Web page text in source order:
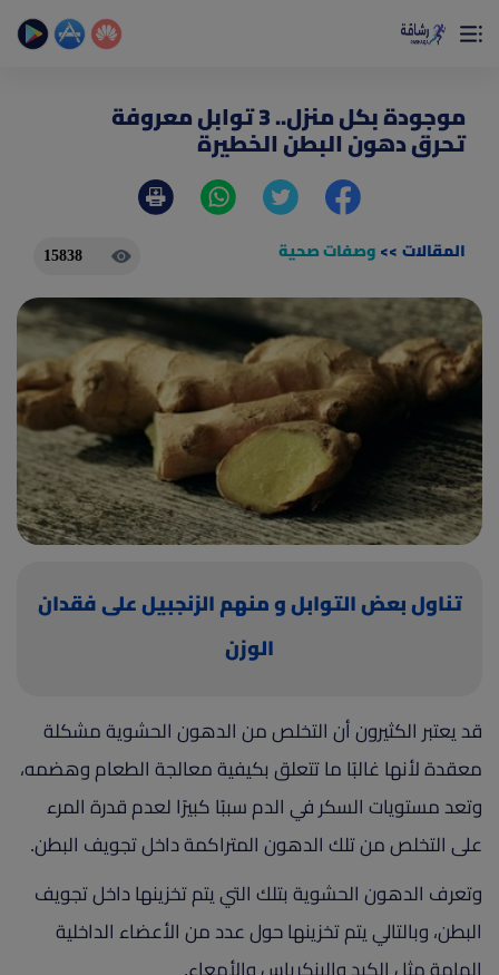
×
حساب الخطوات اليومية _ حساب السعرات _ تمارين منزلية
المقالات
جديد
ادوات رشاقة
من نحن
الأسئلة الشائعة
أعلن معنا(current)
موجودة بكل منزل.. 3 توابل معروفة
تحرق دهون البطن الخطيرة
المقالات>>وصفات صحية 15838
تناول بعض التوابل و منهم الزنجبيل على فقدان
الوزن
قد يعتبر الكثيرون أن التخلص من الدهون الحشوية مشكلة
معقدة لأنها غالبًا ما تتعلق بكيفية معالجة الطعام وهضمه،
وتعد مستويات السكر في الدم سببًا كبيرًا لعدم قدرة المرء
على التخلص من تلك الدهون المتراكمة داخل تجويف البطن.
وتعرف الدهون الحشوية بتلك التي يتم تخزينها داخل تجويف
البطن، وبالتالي يتم تخزينها حول عدد من الأعضاء الداخلية
الهامة مثل الكبد والبنكرياس والأمعاء.